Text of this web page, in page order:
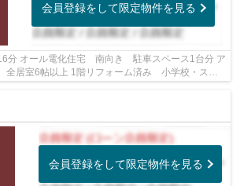
会員登録をして限定物件を見る
分 オール電化住宅 南向き 駐車スペース1台分 ア
居室6帖以上 1階リフォーム済み 小学校・スー
す
会員登録をして限定物件を見る